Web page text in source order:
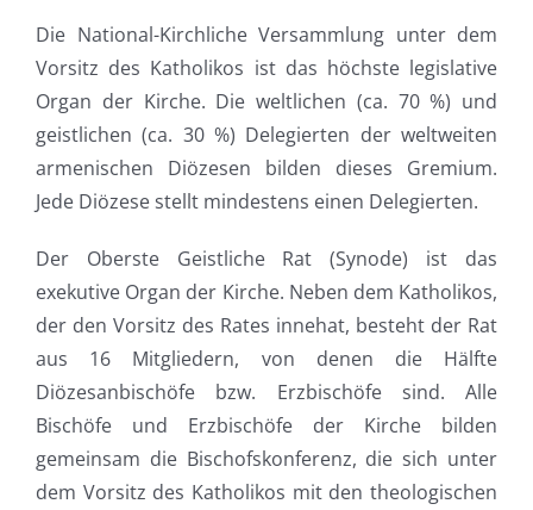
Die National-Kirchliche Versammlung unter dem
Vorsitz des Katholikos ist das höchste legislative
Organ der Kirche. Die weltlichen (ca. 70 %) und
geistlichen (ca. 30 %) Delegierten der weltweiten
armenischen Diözesen bilden dieses Gremium.
Jede Diözese stellt mindestens einen Delegierten.
Der Oberste Geistliche Rat (Synode) ist das
exekutive Organ der Kirche. Neben dem Katholikos,
der den Vorsitz des Rates innehat, besteht der Rat
aus 16 Mitgliedern, von denen die Hälfte
Diözesanbischöfe bzw. Erzbischöfe sind. Alle
Bischöfe und Erzbischöfe der Kirche bilden
gemeinsam die Bischofskonferenz, die sich unter
dem Vorsitz des Katholikos mit den theologischen